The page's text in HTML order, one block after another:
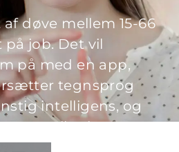
døve mellem 15-66
job. Det vil
på med en app,
tegnsprog
intelligens, og
ikke-døve.